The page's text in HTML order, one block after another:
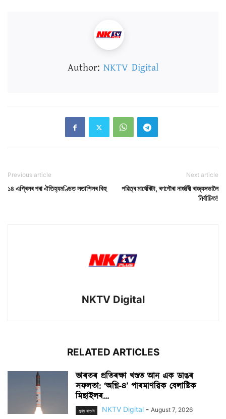
Author: NKTV Digital
Previous article
১৪ এপ্ৰিলৰ পৰা ঐতিহ্যমণ্ডিত লতাশিলৰ বিহু
Next article
পৱিত্ৰ মাৰ্ঘেৰিটা, ৰণগৌৰা নাৰ্জাৰী ৰাজ্যসভালৈ
নিৰ্বাচিত!
NKTV Digital
RELATED ARTICLES
ভাৰতৰ প্ৰতিৰক্ষা খণ্ডত আন এক ডাঙৰ
সফলতা: ‘অগ্নি-৪’ পাৰমাণৱিক বেলাষ্টিক
মিছাইলৰ...
মুখ্য বাতৰি NKTV Digital - August 7, 2026